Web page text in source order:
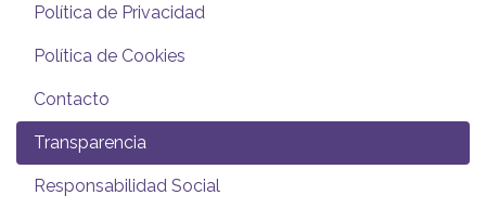
Política de Privacidad
Política de Cookies
Contacto
Transparencia
Responsabilidad Social